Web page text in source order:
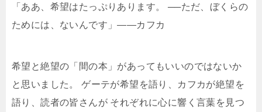
「ああ、希望はたっぷりあります。 ──ただ、ぼくらの
ためには、ないんです」――カフカ
希望と絶望の「間の本」があってもいいのではないか
と思いました。 ゲーテが希望を語り、カフカが絶望を
語り、読者の皆さんが それぞれに心に響く言葉を見つ